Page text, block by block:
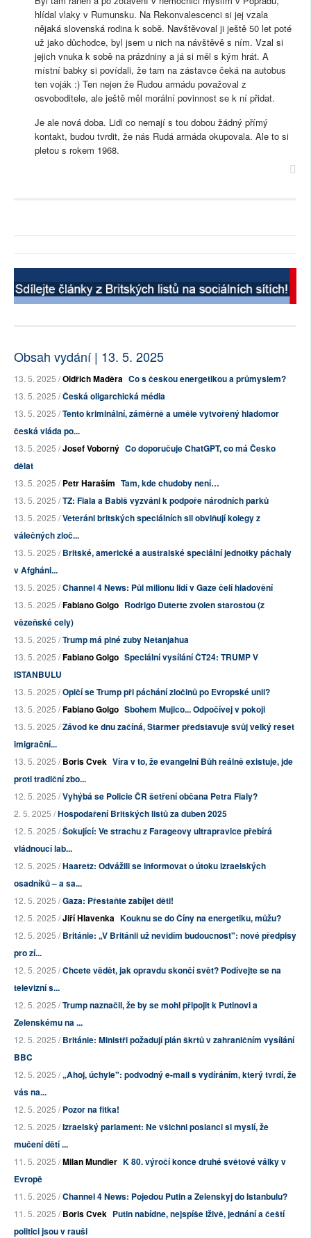
hlídal vlaky v Rumunsku. Na Rekonvalescenci si jej vzala
nějaká slovenská rodina k sobě. Navštěvoval ji ještě 50 let poté
už jako důchodce, byl jsem u nich na návštěvě s ním. Vzal si
jejich vnuka k sobě na prázdniny a já si měl s kým hrát. A
místní babky si povídali, že tam na zástavce čeká na autobus
ten voják :) Ten nejen že Rudou armádu považoval z
osvoboditele, ale ještě měl morální povinnost se k ní přidat.
Je ale nová doba. Lidi co nemají s tou dobou žádný přímý
kontakt, budou tvrdit, že nás Rudá armáda okupovala. Ale to si
pletou s rokem 1968.
Obsah vydání | 13. 5. 2025
13. 5. 2025 /Oldřich Maděra Co s českou energetikou a průmyslem?
13. 5. 2025 /Česká oligarchická média
13. 5. 2025 /Tento kriminální, záměrně a uměle vytvořený hladomor
česká vláda po...
13. 5. 2025 /Josef Voborný Co doporučuje ChatGPT, co má Česko
dělat
13. 5. 2025 /Petr Haraším Tam, kde chudoby není…
13. 5. 2025 /TZ: Fiala a Babiš vyzváni k podpoře národních parků
13. 5. 2025 /Veteráni britských speciálních sil obviňují kolegy z
válečných zloč...
13. 5. 2025 /Britské, americké a australské speciální jednotky páchaly
v Afgháni...
13. 5. 2025 /Channel 4 News: Půl milionu lidí v Gaze čelí hladovění
13. 5. 2025 /Fabiano Golgo Rodrigo Duterte zvolen starostou (z
vězeňské cely)
13. 5. 2025 /Trump má plné zuby Netanjahua
13. 5. 2025 /Fabiano Golgo Speciální vysílání ČT24: TRUMP V
ISTANBULU
13. 5. 2025 /Opičí se Trump při páchání zločinů po Evropské unii?
13. 5. 2025 /Fabiano Golgo Sbohem Mujico... Odpočívej v pokoji
13. 5. 2025 /Závod ke dnu začíná, Starmer představuje svůj velký reset
imigrační...
13. 5. 2025 /Boris Cvek Víra v to, že evangelní Bůh reálně existuje, jde
proti tradiční zbo...
12. 5. 2025 /Vyhýbá se Policie ČR šetření občana Petra Fialy?
2. 5. 2025 /Hospodaření Britských listů za duben 2025
12. 5. 2025 /Šokující: Ve strachu z Farageovy ultrapravice přebírá
vládnoucí lab...
12. 5. 2025 /Haaretz: Odvážili se informovat o útoku izraelských
osadníků – a sa...
12. 5. 2025 /Gaza: Přestaňte zabíjet děti!
12. 5. 2025 /Jiří Hlavenka Kouknu se do Číny na energetiku, můžu?
12. 5. 2025 /Británie: „V Británii už nevidím budoucnost": nové předpisy
pro zí...
12. 5. 2025 /Chcete vědět, jak opravdu skončí svět? Podívejte se na
televizní s...
12. 5. 2025 /Trump naznačil, že by se mohl připojit k Putinovi a
Zelenskému na ...
12. 5. 2025 /Británie: Ministři požadují plán škrtů v zahraničním vysílání
BBC
12. 5. 2025 /„Ahoj, úchyle": podvodný e-mail s vydíráním, který tvrdí, že
vás na...
12. 5. 2025 /Pozor na fitka!
12. 5. 2025 /Izraelský parlament: Ne všichni poslanci si myslí, že
mučení dětí ...
11. 5. 2025 /Milan Mundier K 80. výročí konce druhé světové války v
Evropě
11. 5. 2025 /Channel 4 News: Pojedou Putin a Zelenskyj do Istanbulu?
11. 5. 2025 /Boris Cvek Putin nabídne, nejspíše lživě, jednání a čeští
politici jsou v rauši